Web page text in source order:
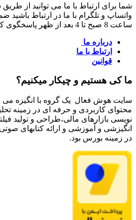
واتساپ و تلگرام با ما در ارتباط باشید
ساعت 8 صبح تا 4 بعد از ظهر پاسخگوی کاربران عزیز می باشیم
درباره ما
ارتباط با ما
قوانین
ما کی هستیم و چیکار میکنیم؟
سایت هوش فعال یک گروه با انگیزه می
محتوای کاربردی و حرفه ای در زمینه
نویسی بازارهای مالی،طراحی و تولید
انگیزشی و آموزشی و ارائه کتابهای
در زمینه بورس بود.